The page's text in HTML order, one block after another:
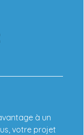
à un
votre projet